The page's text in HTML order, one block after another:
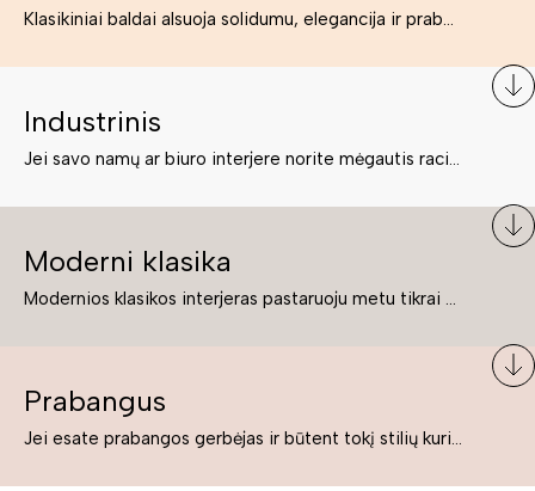
Klasikiniai baldai alsuoja solidumu, elegancija ir prabanga. Paprastai jie būna masyvūs, kuria didybės įspūdį. Neabejotinai jie bus geriausias pasirinkimas estetiškam ir rafinuotam klasikiniam namų interjerui. Kartais klasikiniai baldai traktuojami kaip senoviniai, bet tai ne tiesa – klasika yra stilius, neišsemiama elegancija ir rafinuotumas.
Industrinis
Jei savo namų ar biuro interjere norite mėgautis racionaliai išnaudotomis erdvėmis, funkcionalumu ir esate neabejingi tamsesniam koloritui bei praktiškiems sprendimams, tuomet industrinis stilius bus būtent tai, ko Jums reikia. O industrinio stiliaus baldus išsirinksite mūsų asortimente.
Moderni klasika
Modernios klasikos interjeras pastaruoju metu tikrai yra „ant bangos“. Tie, kurie nenori pernelyg nutolti nuo klasikos, bet drauge žavisi šiuolaikiškais sprendimais, su malonumu savo namuose kuria klasikos ir modernaus interjero tandemą – elegantišką, subtilų ir žavingą.
Prabangus
Jei esate prabangos gerbėjas ir būtent tokį stilių kuriate savo namuose ar biure, tuomet solidūs, prabangūs baldai nepriekaištingai įsilies į Jūsų kuriamą interjerą.